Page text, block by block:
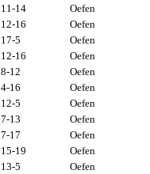
11-14 Oefen
12-16 Oefen
17-5 Oefen
12-16 Oefen
8-12 Oefen
4-16 Oefen
12-5 Oefen
7-13 Oefen
7-17 Oefen
15-19 Oefen
13-5 Oefen